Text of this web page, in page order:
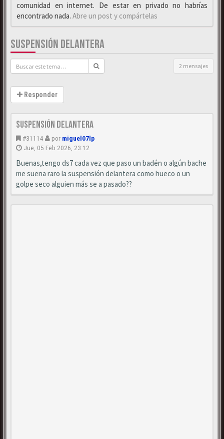
comunidad en internet. De estar en privado no habrías
encontrado nada. Abre un post y compártelas
SUSPENSIÓN DELANTERA
2 mensajes
Responder
Suspensión delantera
#31114 por miguel07lp
Jue, 05 Feb 2026, 23:12
Buenas,tengo ds7 cada vez que paso un badén o algún bache
me suena raro la suspensión delantera como hueco o un
golpe seco alguien más se a pasado??